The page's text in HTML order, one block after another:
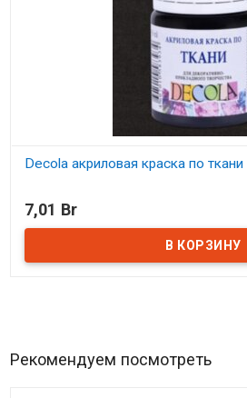
Decola акриловая краска по
7,01 Br
Рекомендуем посмотреть